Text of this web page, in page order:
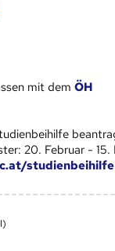
mit demÖH
20. Februar - 15.
studienbeihilfe